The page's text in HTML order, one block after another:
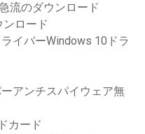
流のダウンロード
ンロード
イバーWindows 10ドラ
アンチスパイウェア無
カード